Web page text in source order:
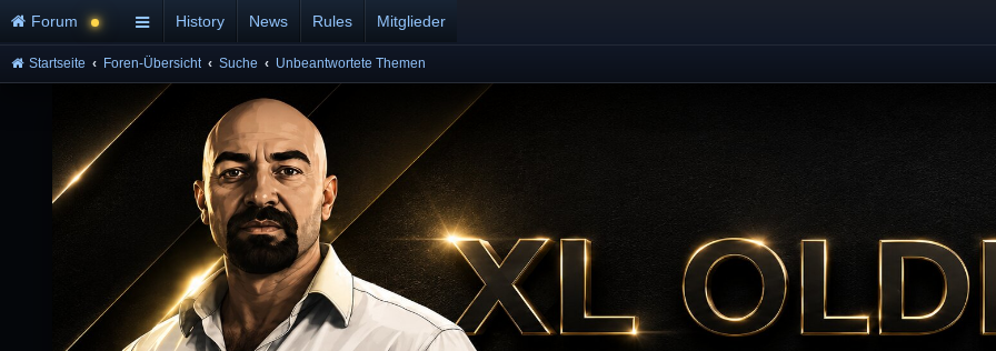
Forum History News Rules Mitglieder
Startseite Foren-Übersicht Suche Unbeantwortete Themen